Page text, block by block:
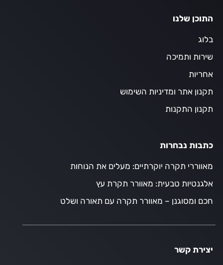
התוכן שלנו
בלוג
שירות ותמיכה
אחריות
תקנון אתר ומדיניות השימוש
תקנון התקנות
כתבות נבחרות
מאווררי תקרה יוקרתיים: מעלים את הנוחות
אלגנטיות טבעית: מאוורר תקרת עץ
חכם ומסוגנן – מאוורר תקרה עם תאורה ושלט
יצירת קשר